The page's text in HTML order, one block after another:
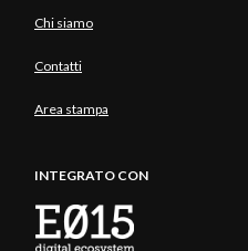
Chi siamo
Contatti
Area stampa
INTEGRATO CON